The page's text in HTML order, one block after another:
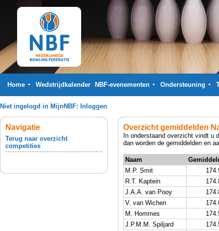
Home Wedstrijdkalender NBF-evenementen Ondersteuning
Niet ingelogd in MijnNBF: Inloggen
Navigatie
Terug naar overzicht
competities
Overzicht gemiddelden
In onderstaand overzicht vindt u
dan worden de gemiddelden en
Naam
M.P. Smit
R.T. Kaptein
J.A.A. van Pooy
V. van Wichen
M. Hommes
J.P.M.M. Spiljard